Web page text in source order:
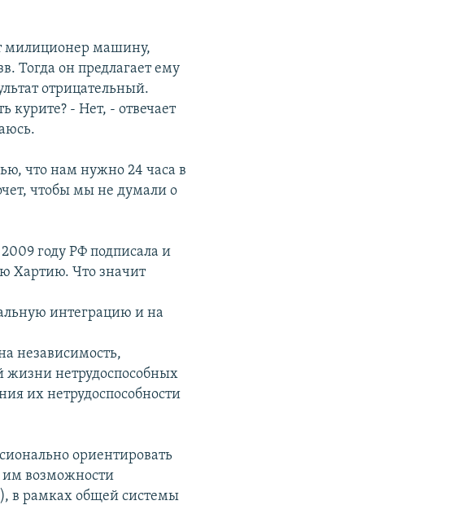
милиционер машину,
Тогда он предлагает ему
отрицательный.
курите? - Нет, - отвечает
что нам нужно 24 часа в
чтобы мы не думали о
году РФ подписала и
Хартию. Что значит
интеграцию и на
независимость,
жизни нетрудоспособных
их нетрудоспособности
ориентировать
им возможности
в рамках общей системы